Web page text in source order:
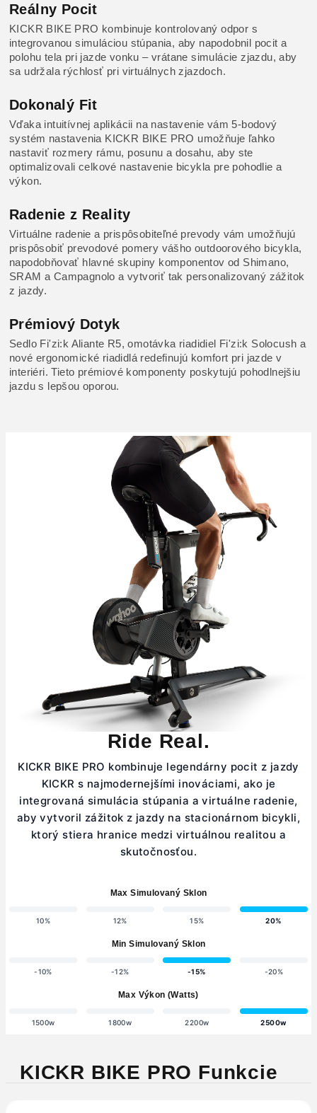
Reálny Pocit
KICKR BIKE PRO kombinuje kontrolovaný odpor s
integrovanou simuláciou stúpania, aby napodobnil pocit a
polohu tela pri jazde vonku – vrátane simulácie zjazdu, aby
sa udržala rýchlosť pri virtuálnych zjazdoch.
Dokonalý Fit
Vďaka intuitívnej aplikácii na nastavenie vám 5-bodový
systém nastavenia KICKR BIKE PRO umožňuje ľahko
nastaviť rozmery rámu, posunu a dosahu, aby ste
optimalizovali celkové nastavenie bicykla pre pohodlie a
výkon.
Radenie z Reality
Virtuálne radenie a prispôsobiteľné prevody vám umožňujú
prispôsobiť prevodové pomery vášho outdoorového bicykla,
napodobňovať hlavné skupiny komponentov od Shimano,
SRAM a Campagnolo a vytvoriť tak personalizovaný zážitok
z jazdy.
Prémiový Dotyk
Sedlo Fi'zi:k Aliante R5, omotávka riadidiel Fi'zi:k Solocush a
nové ergonomické riadidlá redefinujú komfort pri jazde v
interiéri. Tieto prémiové komponenty poskytujú pohodlnejšiu
jazdu s lepšou oporou.
Ride Real.
KICKR BIKE PRO kombinuje legendárny pocit z jazdy
KICKR s najmodernejšími inováciami, ako je
integrovaná simulácia stúpania a virtuálne radenie,
aby vytvoril zážitok z jazdy na stacionárnom bicykli,
ktorý stiera hranice medzi virtuálnou realitou a
skutočnosťou.
Max Simulovaný Sklon
10% 12% 15% 20%
Min Simulovaný Sklon
-10% -12% -15% -20%
Max Výkon (Watts)
1500w 1800w 2200w 2500w
KICKR BIKE PRO Funkcie